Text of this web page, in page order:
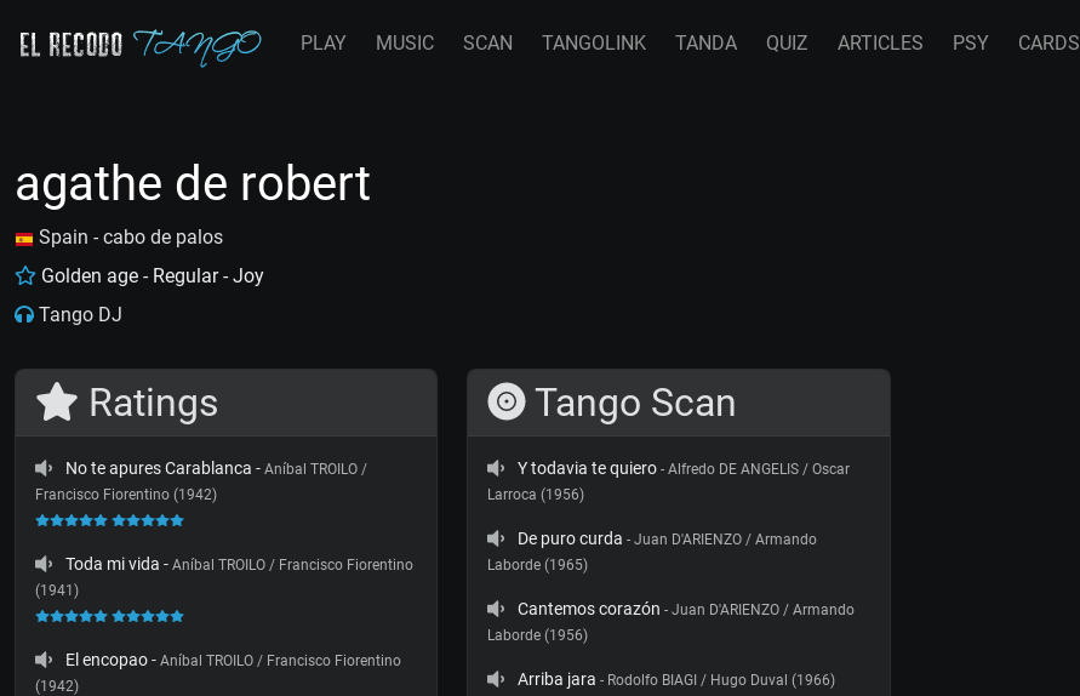
PLAY MUSIC SCAN TANGOLINK TANDA QUIZ ARTICLES PSY CARDS
agathe de robert
Spain - cabo de palos
Golden age - Regular - Joy
Tango DJ
Ratings
No te apures Carablanca - Aníbal TROILO /
Francisco Fiorentino (1942)
Toda mi vida - Aníbal TROILO / Francisco Fiorentino
(1941)
El encopao- Aníbal TROILO / Francisco Fiorentino
(1942)
Tango Scan
Y todavia te quiero - Alfredo DE ANGELIS / Oscar
Larroca (1956)
De puro curda - Juan D'ARIENZO / Armando
Laborde (1965)
Cantemos corazón - Juan D'ARIENZO / Armando
Laborde (1956)
Arriba jara - Rodolfo BIAGI / Hugo Duval (1966)